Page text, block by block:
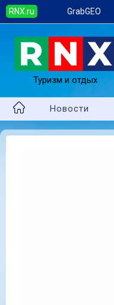
RNX.ru GrabGEO
Туризм и отдых
Новости